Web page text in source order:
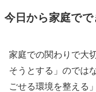
今日から家庭で
家庭での関わりで大
そうとする」のでは
ごせる環境を整える